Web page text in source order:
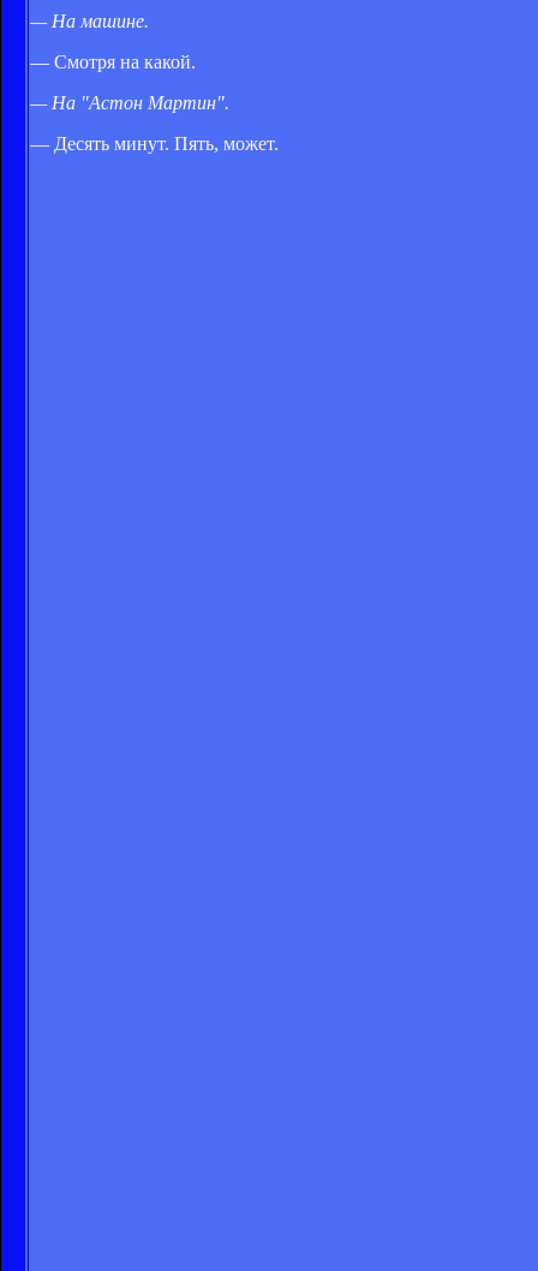
— На машине.
— Смотря на какой.
— На "Астон Мартин".
— Десять минут. Пять, может.